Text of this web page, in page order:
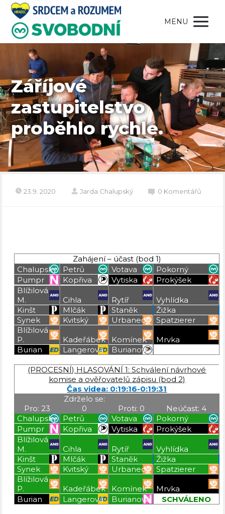
MENU
Záříjové
zastupitelstvo
proběhlo rychle.
23.9. 2020 Jarda Chalupský 0 Komentářů
Zahájení – účast (bod 1)
Chalupský
Petrů Votava
Pokorný
Pumpr
Kopřiva Vytiska
Prokýšek
Blížilová
M.
Cihla Rytíř
Vyhlídka
Kinšt
Mlčák Staněk
Žižka
Synek
Kvitský Urbanec
Spatzierer
Blížilová
P.
Kadeřábek Komínek
Mrvka
Burian
Langerová
Burianová
(PROCESNÍ) HLASOVÁNÍ 1: Schválení návrhové
komise a ověřovatelů zápisu (bod 2)
Čas videa: 0:19:16-0:19:31
Pro: 23
Zdrželo se:
0
Proti: 0
Neúčast: 4
Chalupský
Petrů Votava
Pokorný
Pumpr
Kopřiva Vytiska
Prokýšek
Blížilová
M.
Cihla Rytíř
Vyhlídka
Kinšt
Mlčák Staněk
Žižka
Synek
Kvitský Urbanec
Spatzierer
Blížilová
P.
Kadeřábek Komínek
Mrvka
Burian
Langerová Burianová
SCHVÁLENO